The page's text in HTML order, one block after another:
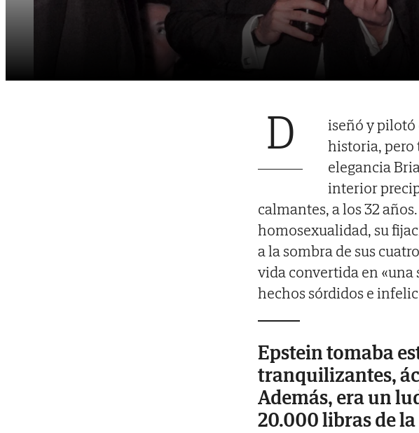
D
iseñó y pilotó
historia, pero
elegancia
interior
calmantes, a los 32
homosexualidad, su
a la sombra de sus
vida convertida en «una
hechos sórdidos e
Epstein tomaba
tranquilizantes,
Además, era un
20.000 libras de